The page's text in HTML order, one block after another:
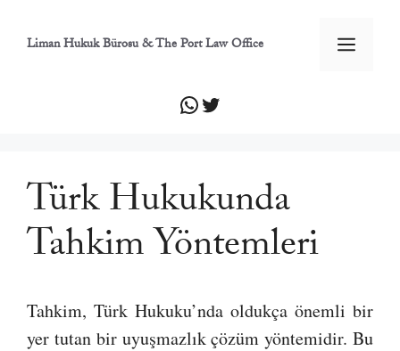
Liman Hukuk Bürosu & The Port Law Office
WhatsApp
Twitter
Türk Hukukunda
Tahkim Yöntemleri
Tahkim, Türk Hukuku’nda oldukça önemli bir
yer tutan bir uyuşmazlık çözüm yöntemidir. Bu